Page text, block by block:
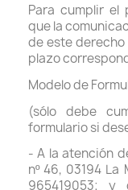
Para cumplir el
que la
de este
plazo
Modelo de
(sólo debe
formulario si
- A la atención
nº 46, 03194
965419053; y